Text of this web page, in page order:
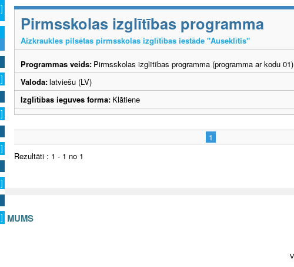
Pirmsskolas izglītības programma
Aizkraukles pilsētas pirmsskolas izglītības iestāde "Auseklītis"
Programmas veids: Pirmsskolas izglītības programma (programma ar kodu 01)
Valoda:latviešu (LV)
Izglītības ieguves forma: Klātiene
1
Rezultāti : 1 - 1 no 1
MUMS